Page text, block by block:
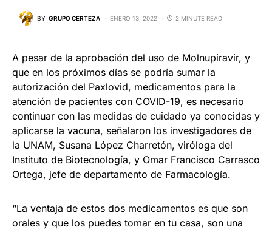
BY GRUPO CERTEZA ENERO 13, 2022 2 MINUTE READ
A pesar de la aprobación del uso de Molnupiravir, y
que en los próximos días se podría sumar la
autorización del Paxlovid, medicamentos para la
atención de pacientes con COVID-19, es necesario
continuar con las medidas de cuidado ya conocidas y
aplicarse la vacuna, señalaron los investigadores de
la UNAM, Susana López Charretón, viróloga del
Instituto de Biotecnología, y Omar Francisco Carrasco
Ortega, jefe de departamento de Farmacología.
“La ventaja de estos dos medicamentos es que son
orales y que los puedes tomar en tu casa, son una